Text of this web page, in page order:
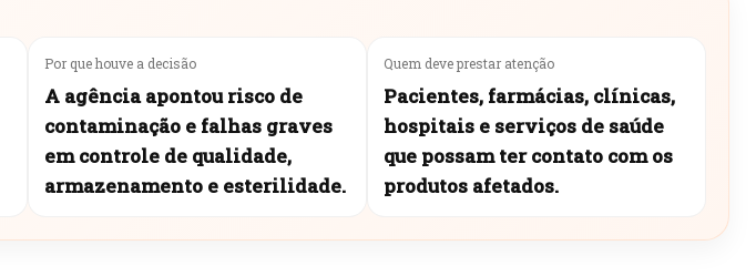
Por que houve a decisão
A agência apontou risco de
contaminação e falhas graves
em controle de qualidade,
armazenamento e esterilidade.
Quem deve prestar atenção
Pacientes, farmácias, clínicas,
hospitais e serviços de saúde
que possam ter contato com os
produtos afetados.